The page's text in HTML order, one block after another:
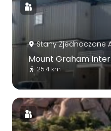
Stany Zjednoczone
Mount Graham
25.4 km